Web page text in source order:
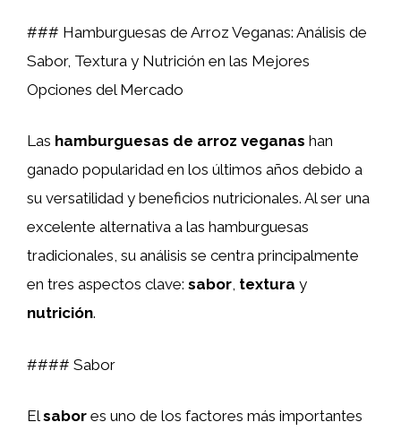
### Hamburguesas de Arroz Veganas: Análisis de
Sabor, Textura y Nutrición en las Mejores
Opciones del Mercado
Las hamburguesas de arroz veganas han
ganado popularidad en los últimos años debido a
su versatilidad y beneficios nutricionales. Al ser una
excelente alternativa a las hamburguesas
tradicionales, su análisis se centra principalmente
en tres aspectos clave: sabor, textura y
nutrición.
#### Sabor
Elsabor es uno de los factores más importantes